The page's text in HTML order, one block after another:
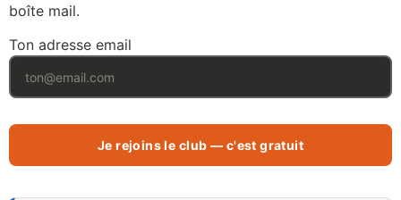
boîte mail.
Ton adresse email